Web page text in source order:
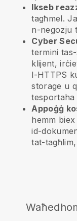
Ikseb
tagħmel.
n-negozju
Cyber
termini
klijent,
l-HTTPS
storage u
tesportaha
Appoġġ
hemm
id-
tat-